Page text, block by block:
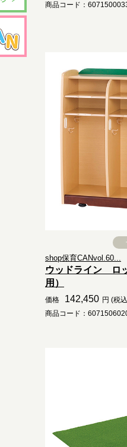
商品コード：
shop保育CANvol.60...
ウッドライン ロ
用）
価格 142,450 円 (税
商品コード：